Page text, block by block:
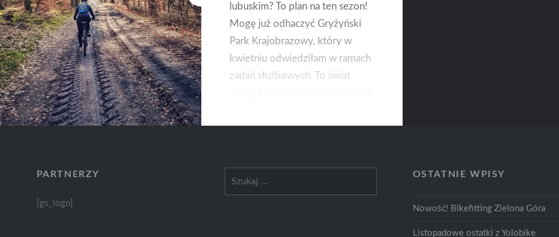
lubuskim? To plan na ten sezon!
Mogę już odhaczyć Gryżyński
Park Krajobrazowy, który w
kwietniu odwiedziłam w ramach
zadań służbowych. To świat
na rowerze. I jest bliżej niż
PARTNERZY
[gs_logo]
OSTATNIE WPISY
Nowość! Bikefitting Zielona Góra
Listopadowe ostatki z Yolobike